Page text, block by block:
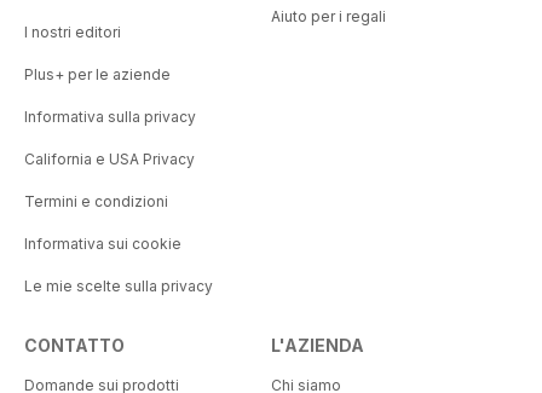
I nostri editori
Plus+ per le aziende
Informativa sulla privacy
California e USA Privacy
Termini e condizioni
Informativa sui cookie
Le mie scelte sulla privacy
Aiuto per i regali
CONTATTO
Domande sui prodotti
L'AZIENDA
Chi siamo